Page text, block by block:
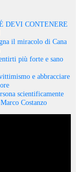
DEVI CONTENERE
il miracolo di Cana
più forte e sano
e abbracciare
scientificamente
Costanzo